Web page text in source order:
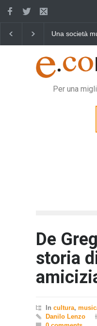
società multirazziale e
Per una
De
storia
In cultura,
Danilo Lenzo